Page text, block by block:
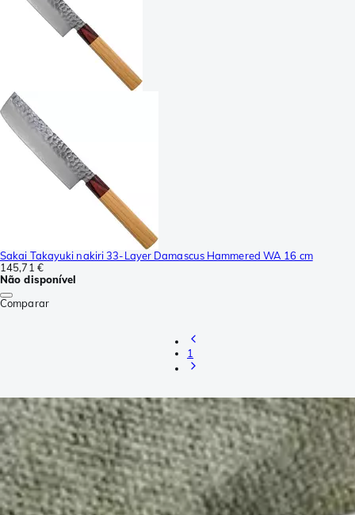
Sakai Takayuki nakiri 33-Layer Damascus Hammered WA 16 cm
145,71 €
Não disponível
Comparar
1